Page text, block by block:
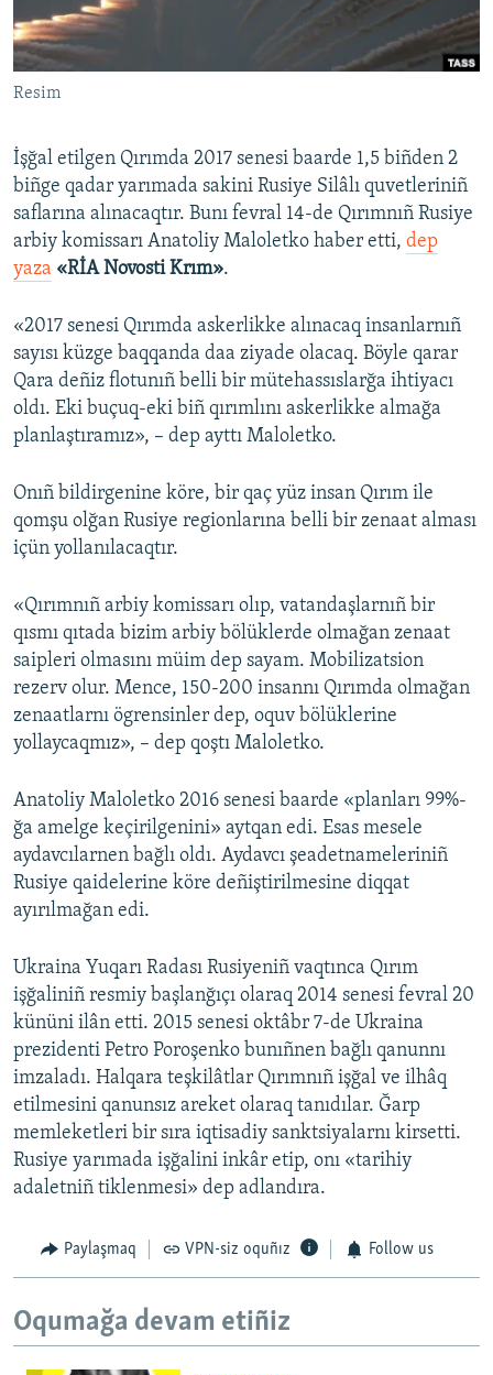
Русский
Українською
RFE/RS bütün saytları
Resim
İşğal etilgen Qırımda 2017 senesi baarde 1,5 biñden 2
biñge qadar yarımada sakini Rusiye Silâlı quvetleriniñ
saflarına alınacaqtır. Bunı fevral 14-de Qırımnıñ Rusiye
arbiy komissarı Anatoliy Maloletko haber etti, dep
yaza «RİA Novosti Krım».
«2017 senesi Qırımda askerlikke alınacaq insanlarnıñ
sayısı küzge baqqanda daa ziyade olacaq. Böyle qarar
Qara deñiz flotunıñ belli bir mütehassıslarğa ihtiyacı
oldı. Eki buçuq-eki biñ qırımlını askerlikke almağa
planlaştıramız», – dep ayttı Maloletko.
Onıñ bildirgenine köre, bir qaç yüz insan Qırım ile
qomşu olğan Rusiye regionlarına belli bir zenaat alması
içün yollanılacaqtır.
«Qırımnıñ arbiy komissarı olıp, vatandaşlarnıñ bir
qısmı qıtada bizim arbiy bölüklerde olmağan zenaat
saipleri olmasını müim dep sayam. Mobilizatsion
rezerv olur. Mence, 150-200 insannı Qırımda olmağan
zenaatlarnı ögrensinler dep, oquv bölüklerine
yollaycaqmız», – dep qoştı Maloletko.
Anatoliy Maloletko 2016 senesi baarde «planları 99%-
ğa amelge keçirilgenini» aytqan edi. Esas mesele
aydavcılarnen bağlı oldı. Aydavcı şeadetnameleriniñ
Rusiye qaidelerine köre deñiştirilmesine diqqat
ayırılmağan edi.
Ukraina Yuqarı Radası Rusiyeniñ vaqtınca Qırım
işğaliniñ resmiy başlanğıçı olaraq 2014 senesi fevral 20
kününi ilân etti. 2015 senesi oktâbr 7-de Ukraina
prezidenti Petro Poroşenko bunıñnen bağlı qanunnı
imzaladı. Halqara teşkilâtlar Qırımnıñ işğal ve ilhâq
etilmesini qanunsız areket olaraq tanıdılar. Ğarp
memleketleri bir sıra iqtisadiy sanktsiyalarnı kirsetti.
Rusiye yarımada işğalini inkâr etip, onı «tarihiy
adaletniñ tiklenmesi» dep adlandıra.
Paylaşmaq VPN-siz oquñız Follow us
Oqumağa devam etiñiz